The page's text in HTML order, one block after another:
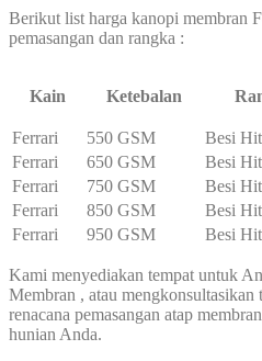
Berikut list harga kanopi membran
pemasangan dan rangka :
Kain Ketebalan
Ferrari 550 GSM Besi
Ferrari
650 GSM Besi
Ferrari
750 GSM Besi
Ferrari
850 GSM Besi
Ferrari
950 GSM Besi
Kami menyediakan tempat untuk
Membran , atau mengkonsultasikan
renacana pemasangan atap
hunian Anda.